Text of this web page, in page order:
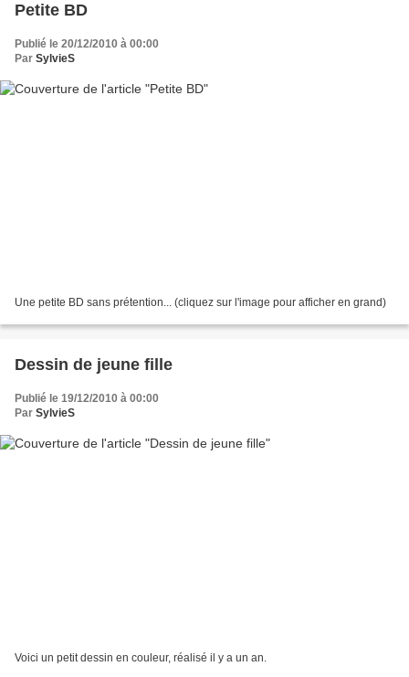
Petite BD
Publié le 20/12/2010 à 00:00
Par SylvieS
Une petite BD sans prétention... (cliquez sur l'image pour afficher en grand)
Dessin de jeune fille
Publié le 19/12/2010 à 00:00
Par SylvieS
Voici un petit dessin en couleur, réalisé il y a un an.